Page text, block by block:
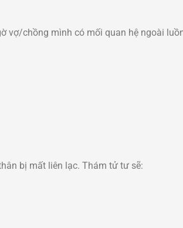
vợ/chồng mình có mối quan hệ ngoài
bị mất liên lạc. Thám tử tư sẽ: